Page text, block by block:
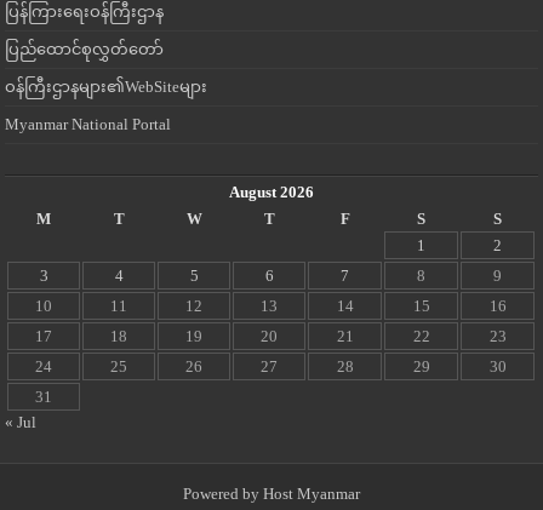
ပြန်ကြားရေးဝန်ကြီးဌာန
ပြည်ထောင်စုလွှတ်တော်
ဝန်ကြီးဌာနများ၏WebSiteများ
Myanmar National Portal
August 2026
M
T W T F S
S
1
2
3
4 5 6 7 8
9
10
11 12 13 14 15
16
17
18 19 20 21 22
23
24
25 26 27 28 29
30
31
« Jul
Powered by Host Myanmar